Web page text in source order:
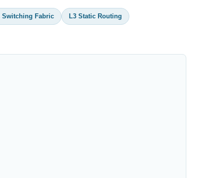
Switching Fabric L3 Static Routing